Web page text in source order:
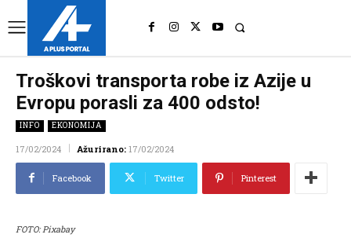
Troškovi transporta robe iz Azije u
Evropu porasli za 400 odsto!
INFO EKONOMIJA
17/02/2024 Ažurirano: 17/02/2024
Facebook Twitter Pinterest
FOTO: Pixabay